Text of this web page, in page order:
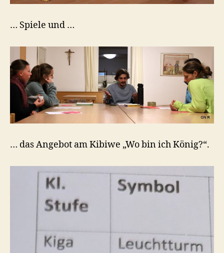
… Spiele und …
… das Angebot am Kibiwe „Wo bin ich König?“.